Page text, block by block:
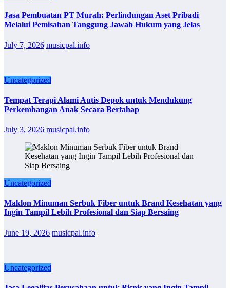
Jasa Pembuatan PT Murah: Perlindungan Aset Pribadi
Melalui Pemisahan Tanggung Jawab Hukum yang Jelas
July 7, 2026 musicpal.info
Uncategorized
Tempat Terapi Alami Autis Depok untuk Mendukung
Perkembangan Anak Secara Bertahap
July 3, 2026 musicpal.info
Uncategorized
Maklon Minuman Serbuk Fiber untuk Brand Kesehatan yang
Ingin Tampil Lebih Profesional dan Siap Bersaing
June 19, 2026 musicpal.info
Uncategorized